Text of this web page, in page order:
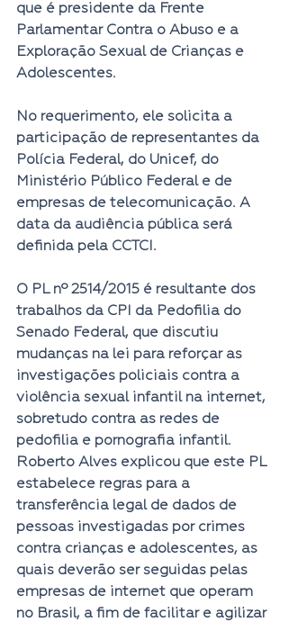
que é presidente da Frente
Parlamentar Contra o Abuso e a
Exploração Sexual de Crianças e
Adolescentes.
No requerimento, ele solicita a
participação de representantes da
Polícia Federal, do Unicef, do
Ministério Público Federal e de
empresas de telecomunicação. A
data da audiência pública será
definida pela CCTCI.
O PL nº 2514/2015 é resultante dos
trabalhos da CPI da Pedofilia do
Senado Federal, que discutiu
mudanças na lei para reforçar as
investigações policiais contra a
violência sexual infantil na internet,
sobretudo contra as redes de
pedofilia e pornografia infantil.
Roberto Alves explicou que este PL
estabelece regras para a
transferência legal de dados de
pessoas investigadas por crimes
contra crianças e adolescentes, as
quais deverão ser seguidas pelas
empresas de internet que operam
no Brasil, a fim de facilitar e agilizar